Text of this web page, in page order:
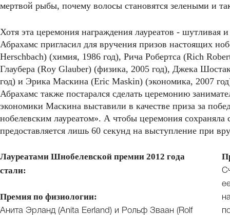
мертвой рыбы, почему волосы становятся зелеными и
Хотя эта церемония награждения лауреатов - шутливая
Абрахамс пригласил для вручения призов настоящих
Herschbach) (химия, 1986 год), Рича Робертса (Rich
Глаубера (Roy Glauber) (физика, 2005 год), Джека
год) и Эрика Маскина (Eric Maskin) (экономика, 2007
Абрахамс также постарался сделать церемонию
экономики Маскина выставили в качестве приза за
нобелевским лауреатом». А чтобы церемония
предоставляется лишь 60 секунд на выступление при
Лауреатами Шнобелевской премии 2012 года
стали:
Премия по физиологии:
Анита Эрланд (Anita Eerland) и Рольф Зваан (Rolf